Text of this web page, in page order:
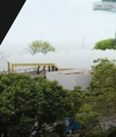
打開子選單
關閉子選單